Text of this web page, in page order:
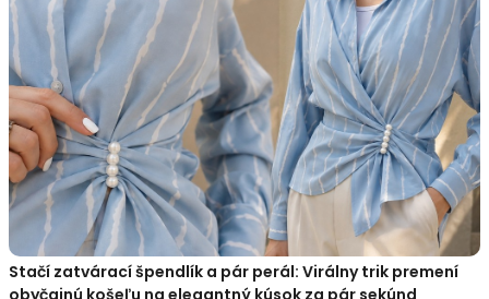
Stačí zatvárací špendlík a pár perál: Virálny trik premení
obyčajnú košeľu na elegantný kúsok za pár sekúnd